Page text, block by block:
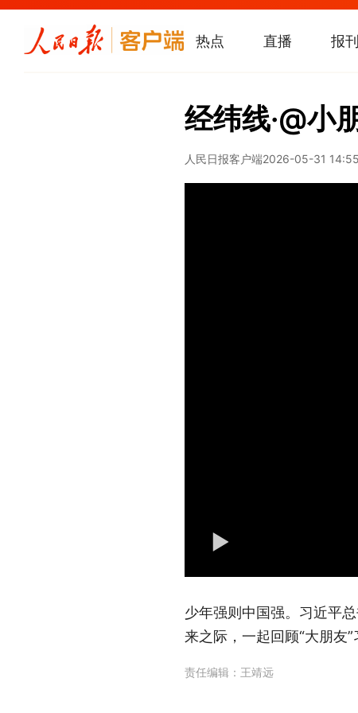
热点 直播 报刊
经纬线·@小
人民日报客户端2026-05-31 14:55
少年强则中国强。习近平
来之际，一起回顾“大朋友
责任编辑： 王靖远